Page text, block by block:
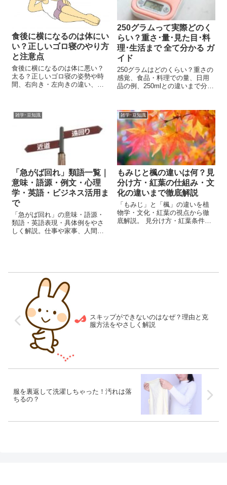
食後に横になるのは体にい
い？正しいゴロ寝のやり方
と注意点
食後に横になるのは体に悪い？
太る？正しいゴロ寝の姿勢や時
間、右向き・左向きの違い、逆
250グラムって実際どのく
らい？重さ･量･見た目･料
理･生活まで 全て分かる ガ
イド
250グラムはどのくらい？重さの
感覚、食品・料理での量、日用
品の例、250mlとの違いまで分か
ガイド”。
雑学･豆知識
「急がば回れ」類語一覧｜
意味・語源・例文・心理
学・英語・ビジネス活用ま
で
「急がば回れ」の意味・語源・
類語・英語表現・具体例をやさ
しく解説。仕事や家事、人間関
雑学･豆知識
もみじと楓の違いは何？見
分け方・紅葉の仕組み・文
化の違いまで徹底解説
「もみじ」と「楓」の違いを植
物学・文化・紅葉の視点から徹
底解説。 見分け方・紅葉条件・
スキップができないのはなぜ？理由と克
服方法をやさしく解説
服を裏返して洗濯しちゃった！汚れは落
ちるの？